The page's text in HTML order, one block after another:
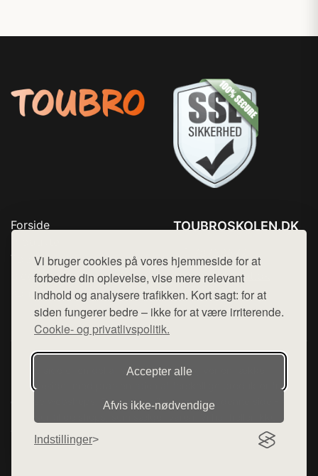
Vi bruger cookies på vores hjemmeside for at
forbedre din oplevelse, vise mere relevant
indhold og analysere trafikken. Kort sagt: for at
siden fungerer bedre – ikke for at være irriterende.
Cookie- og privatlivspolitik.
Accepter alle
Afvis ikke‑nødvendige
Indstillinger
Forside
Top Rabatter
Blog
Kontakt
TOUBROSKOLEN.DK
Mail: hej@want.dk
Cookie- og privatlivspolitik
Denne side er en del af want.dk, der udgiver en række
hjemmesider med præsentation af forskellige produkter fra
diverse webshops. Der sælges ikke varer fra denne side - vi
henviser til de shops, som sælger varen. Vi har heller ikke
varerne på lager.